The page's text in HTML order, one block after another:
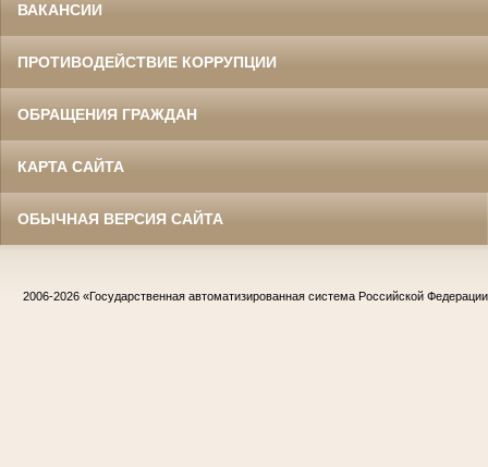
ВАКАНСИИ
ПРОТИВОДЕЙСТВИЕ КОРРУПЦИИ
ОБРАЩЕНИЯ ГРАЖДАН
КАРТА САЙТА
ОБЫЧНАЯ ВЕРСИЯ САЙТА
2006-2026 «Государственная автоматизированная система Российской